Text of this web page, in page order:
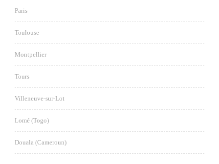
Paris
Toulouse
Montpellier
Tours
Villeneuve-sur-Lot
Lomé (Togo)
Douala (Cameroun)